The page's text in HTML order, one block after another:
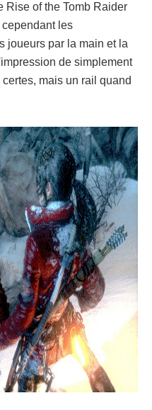
Rise of the Tomb Raider
les
joueurs par la main et la
de simplement
mais un rail quand